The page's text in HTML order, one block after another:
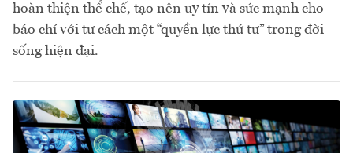
hoàn thiện thể chế, tạo nên uy tín và sức mạnh cho
báo chí với tư cách một “quyền lực thứ tư” trong đời
sống hiện đại.